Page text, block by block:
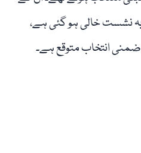
نشست خالی ہو گئی ہے،
ضمنی انتخاب متوقع ہے۔